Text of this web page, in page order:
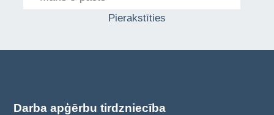
Pierakstīties
Darba apģērbu tirdzniecība